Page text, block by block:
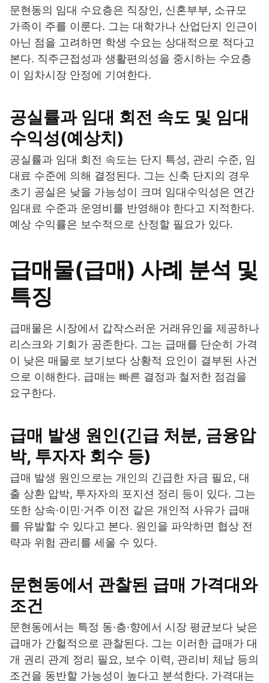
문현동의 임대 수요층은 직장인, 신혼부부, 소규모
가족이 주를 이룬다. 그는 대학가나 산업단지 인근이
아닌 점을 고려하면 학생 수요는 상대적으로 적다고
본다. 직주근접성과 생활편의성을 중시하는 수요층
이 임차시장 안정에 기여한다.
공실률과 임대 회전 속도 및 임대
수익성(예상치)
공실률과 임대 회전 속도는 단지 특성, 관리 수준, 임
대료 수준에 의해 결정된다. 그는 신축 단지의 경우
초기 공실은 낮을 가능성이 크며 임대수익성은 연간
임대료 수준과 운영비를 반영해야 한다고 지적한다.
예상 수익률은 보수적으로 산정할 필요가 있다.
급매물(급매) 사례 분석 및
특징
급매물은 시장에서 갑작스러운 거래유인을 제공하나
리스크와 기회가 공존한다. 그는 급매를 단순히 가격
이 낮은 매물로 보기보다 상황적 요인이 결부된 사건
으로 이해한다. 급매는 빠른 결정과 철저한 점검을
요구한다.
급매 발생 원인(긴급 처분, 금융압
박, 투자자 회수 등)
급매 발생 원인으로는 개인의 긴급한 자금 필요, 대
출 상환 압박, 투자자의 포지션 정리 등이 있다. 그는
또한 상속·이민·거주 이전 같은 개인적 사유가 급매
를 유발할 수 있다고 본다. 원인을 파악하면 협상 전
략과 위험 관리를 세울 수 있다.
문현동에서 관찰된 급매 가격대와
조건
문현동에서는 특정 동·층·향에서 시장 평균보다 낮은
급매가 간헐적으로 관찰된다. 그는 이러한 급매가 대
개 권리 관계 정리 필요, 보수 이력, 관리비 체납 등의
조건을 동반할 가능성이 높다고 분석한다. 가격대는